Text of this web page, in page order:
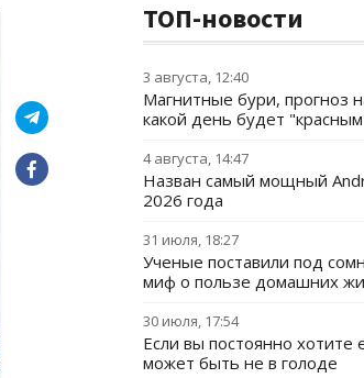
ТОП-новости
3 августа, 12:40
Магнитные бури, прогноз
какой день будет
4 августа, 14:47
Назван самый мощный
2026 года
31 июля, 18:27
Ученые поставили под
миф о пользе домашних
30 июля, 17:54
Если вы постоянно хотите
может быть не в голоде